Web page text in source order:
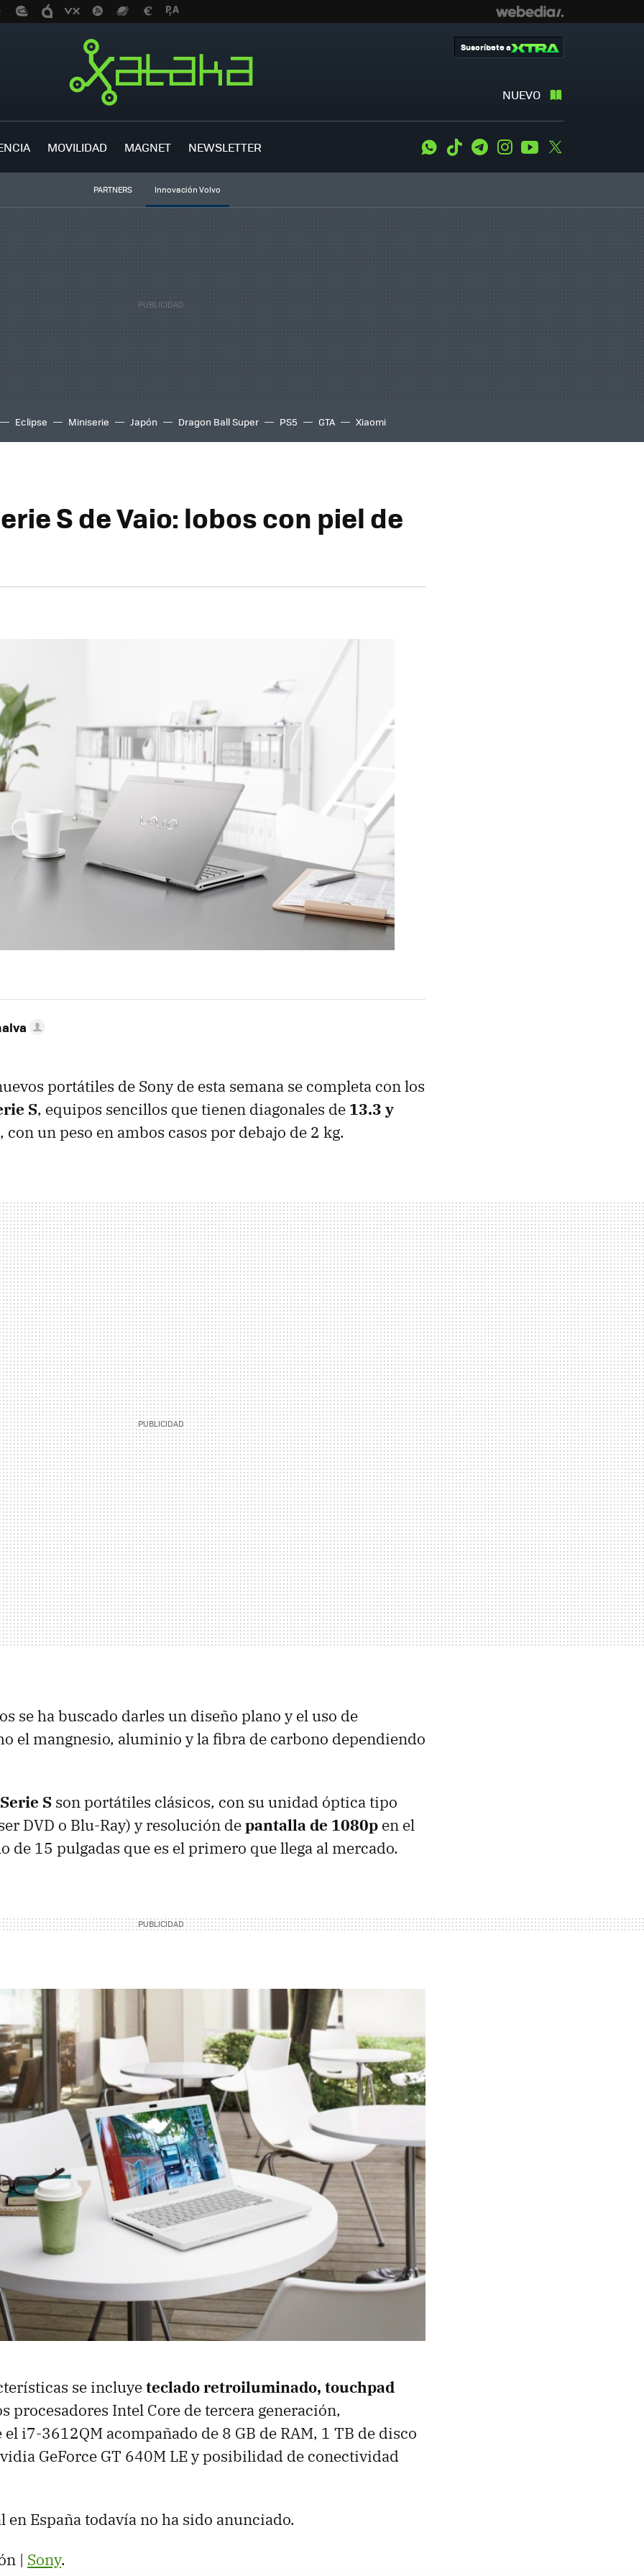
NUEVO
Suscríbete a
MOVILIDAD MAGNET NEWSLETTER WhatsApp
Tiktok TelegramInstagramYoutube
PARTNERS Innovación Volvo
Eclipse Miniserie Japón Dragon Ball Super PS5 GTA Xiaomi
S de Vaio: lobos con piel de
portátiles de Sony de esta semana se completa con los
S, equipos sencillos que tienen diagonales de 13.3 y
, con un peso en ambos casos por debajo de 2 kg.
se ha buscado darles un diseño plano y el uso de
el mangnesio, aluminio y la fibra de carbono dependiendo
S son portátiles clásicos, con su unidad óptica tipo
DVD o Blu-Ray) y resolución depantalla de 1080p en el
de 15 pulgadas que es el primero que llega al mercado.
se incluyeteclado retroiluminado, touchpad
procesadores Intel Core de tercera generación,
i7-3612QM acompañado de 8 GB de RAM, 1 TB de disco
GeForce GT 640M LE y posibilidad de conectividad
en España todavía no ha sido anunciado.
| Sony.